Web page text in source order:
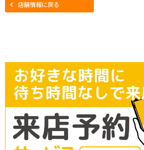
店舗情報に戻る